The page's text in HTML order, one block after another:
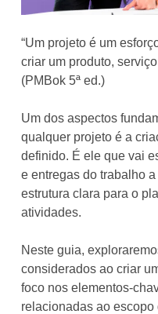
“Um projeto é um
criar um produto,
(PMBok 5ª ed.)
Um dos aspectos
qualquer projeto é a
definido. É ele que vai
e entregas do trabalho
estrutura clara para o
atividades.
Neste guia,
considerados ao criar
foco nos elementos-
relacionadas ao